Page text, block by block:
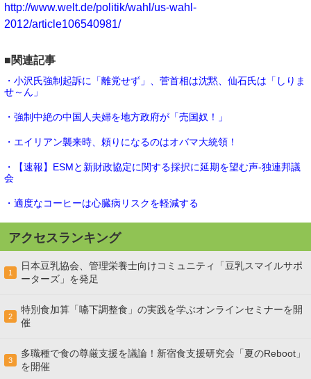
http://www.welt.de/politik/wahl/us-wahl-
2012/article106540981/
■関連記事
・小沢氏強制起訴に「離党せず」、菅首相は沈黙、仙石氏は「しりま
せ～ん」
・強制中絶の中国人夫婦を地方政府が「売国奴！」
・エイリアン襲来時、頼りになるのはオバマ大統領！
・【速報】ESMと新財政協定に関する採択に延期を望む声-独連邦議
会
・適度なコーヒーは心臓病リスクを軽減する
アクセスランキング
1
日本豆乳協会、管理栄養士向けコミュニティ「豆乳スマイルサポ
ーターズ」を発足
2
特別食加算「嚥下調整食」の実践を学ぶオンラインセミナーを開
催
3
多職種で食の尊厳支援を議論！新宿食支援研究会「夏のReboot」
を開催